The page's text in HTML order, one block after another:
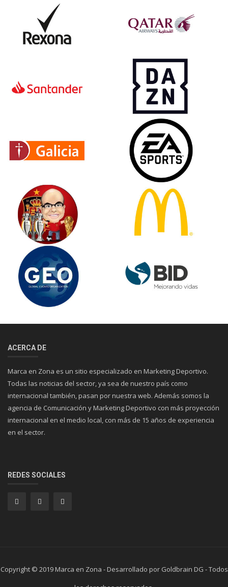
ACERCA DE
Marca en Zona es un sitio especializado en Marketing Deportivo.
Todas las noticias del sector, ya sea de nuestro país como
internacional también, pasan por nuestra web. Además somos la
agencia de Comunicación y Marketing Deportivo con más proyección
internacional en el medio local, con más de 15 años de experiencia
en el sector.
REDES SOCIALES
Copyright © 2019 Marca en Zona - Desarrollado por Goldbrain DG - Todos